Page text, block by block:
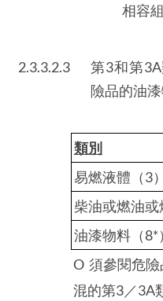
相容
2.3.3.2.3
第3和第
險品的油
類別
易燃液體（3）
柴油或燃油或
油漆物料（8*）
O 須參閱危
混的第3／3A